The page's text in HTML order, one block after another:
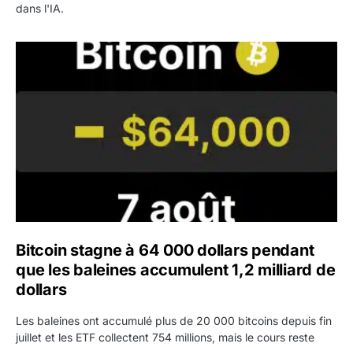
dans l'IA.
Bitcoin stagne à 64 000 dollars pendant que les
Bitcoin stagne à 64 000 dollars pendant
que les baleines accumulent 1,2 milliard de
dollars
Les baleines ont accumulé plus de 20 000 bitcoins depuis fin
juillet et les ETF collectent 754 millions, mais le cours reste